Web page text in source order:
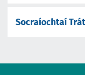
Socraíochtaí